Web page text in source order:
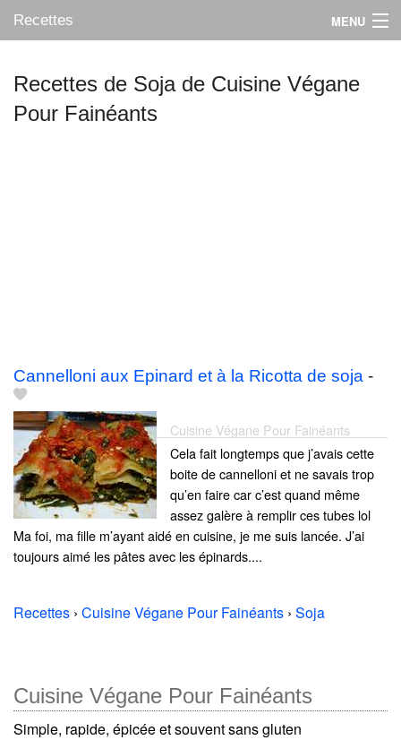
Recettes MENU
Mes blogs préférés
Recettes de Soja de Cuisine Végane
Pour Fainéants
Cannelloni aux Epinard et à la Ricotta de soja -
Cuisine Végane Pour Fainéants
Cela fait longtemps que j’avais cette
boite de cannelloni et ne savais trop
qu’en faire car c’est quand même
assez galère à remplir ces tubes lol
Ma foi, ma fille m’ayant aidé en cuisine, je me suis lancée. J’ai
toujours aimé les pâtes avec les épinards....
Recettes › Cuisine Végane Pour Fainéants › Soja
Cuisine Végane Pour Fainéants
Simple, rapide, épicée et souvent sans gluten